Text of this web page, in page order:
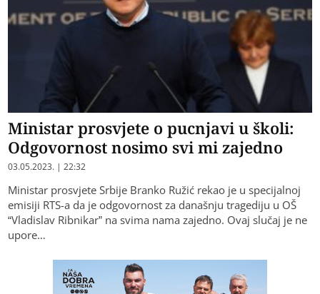
Ministar prosvjete o pucnjavi u školi:
Odgovornost nosimo svi mi zajedno
03.05.2023. | 22:32
Ministar prosvjete Srbije Branko Ružić rekao je u specijalnoj
emisiji RTS-a da je odgovornost za današnju tragediju u OŠ
“Vladislav Ribnikar” na svima nama zajedno. Ovaj slučaj je ne
upore…